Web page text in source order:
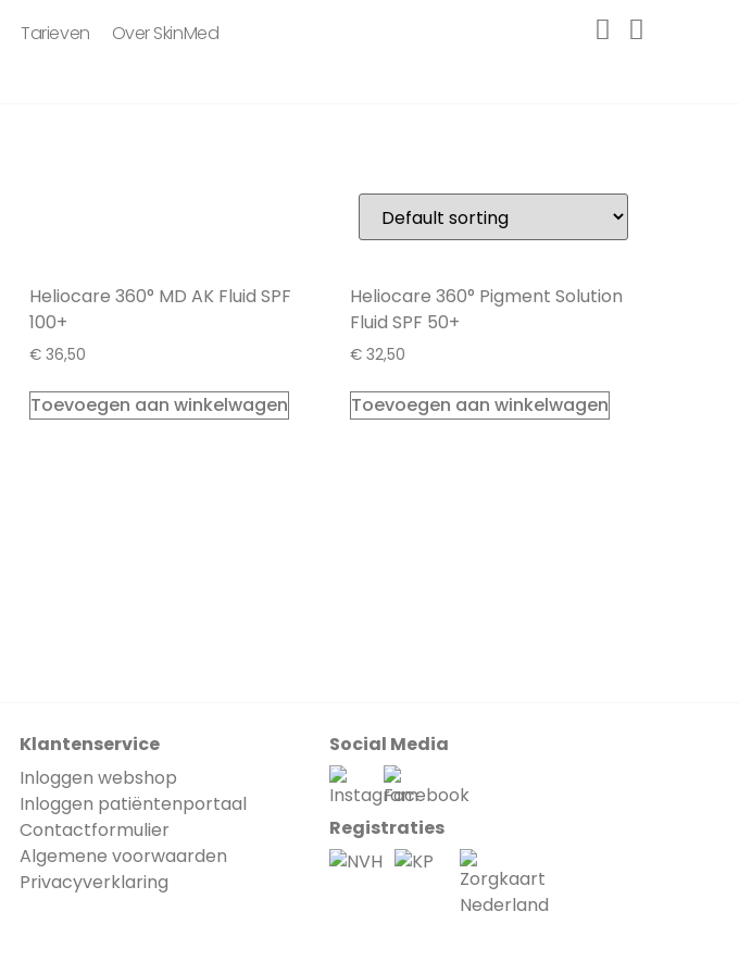
Tarieven
Over SkinMed
Heliocare 360° MD AK Fluid SPF
100+
€ 36,50
Toevoegen aan winkelwagen
Heliocare 360° Pigment Solution
Fluid SPF 50+
€ 32,50
Toevoegen aan winkelwagen
Klantenservice
Inloggen webshop
Inloggen patiëntenportaal
Contactformulier
Algemene voorwaarden
Privacyverklaring
Social Media
Registraties